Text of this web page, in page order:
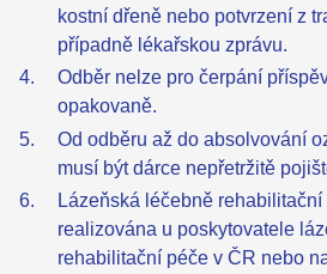
kostní dřeně nebo potvrzení z
případně lékařskou zprávu.
Odběr nelze pro čerpání
opakovaně.
Od odběru až do absolvování
musí být dárce nepřetržitě
Lázeňská léčebně
realizována u poskytovatele
rehabilitační péče v ČR nebo